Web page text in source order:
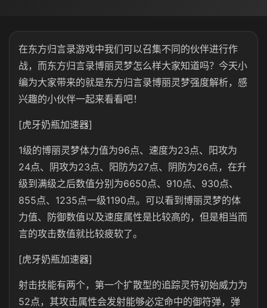
在东方归言录游戏中我们可以召集不同的伙伴进行作
战，而东方归言录博丽灵梦怎么样大家知道吗？今天小
编为大家带来的就是东方归言录博丽灵梦强度解析，感
兴趣的小伙伴一起来看看吧！
[虎牙奶瓶加速器]
1级的博丽灵梦体力值为96点、速度为23点、阳攻为
24点、阴攻为23点、阳防为27点、阴防为26点，在升
级到满级之后数值分别为6650点、910点、930点、
855点、1235点一级1190点。可以看到博丽灵梦的体
力值、防御数值以及速度属性是比较高的，但是相当而
言的攻击数值就比较疲软了。
[虎牙奶瓶加速器]
射击技能有两个，第一个扩散型的追踪灵符初始威力为
52点，其攻击属性会发射能够必定命中的御符弹，弹